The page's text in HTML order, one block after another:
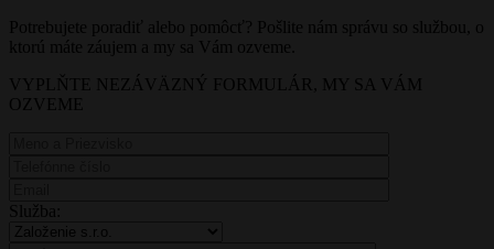
Potrebujete poradiť alebo pomôcť? Pošlite nám správu so službou, o
ktorú máte záujem a my sa Vám ozveme.
VYPLŇTE NEZÁVÄZNÝ FORMULÁR, MY SA VÁM
OZVEME
Služba: